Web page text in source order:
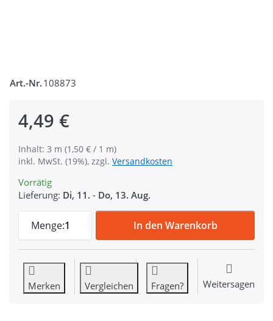
Art.-Nr. 108873
4,49 €
Inhalt: 3 m (1,50 € / 1 m)
inkl. MwSt. (19%), zzgl. Versandkosten
Vorrätig
Lieferung: Di, 11. - Do, 13. Aug.
Menge:1
3m Einfassband Wildlederimitat - 20mm
In den Warenkorb
Merken Vergleichen Fragen? Weitersagen